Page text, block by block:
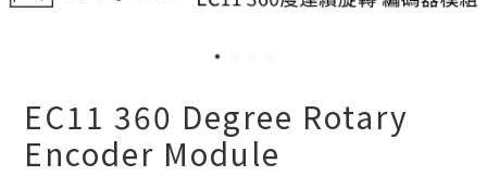
EC11 360 Degree Rotary
Encoder Module